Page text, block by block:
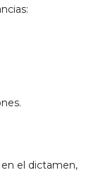
el dictamen,